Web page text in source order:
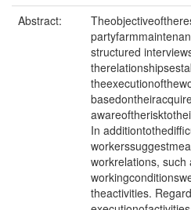
Abstract:
structured
In
workrelations,
theactivities.